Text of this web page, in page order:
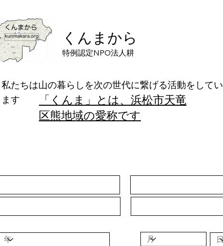
くんまから
特例認定NPO法人耕
私たちは山の暮らしを次の世代に繋げる活動をしてい
ます
「くんま」とは、浜松市天竜
区熊地域の愛称です